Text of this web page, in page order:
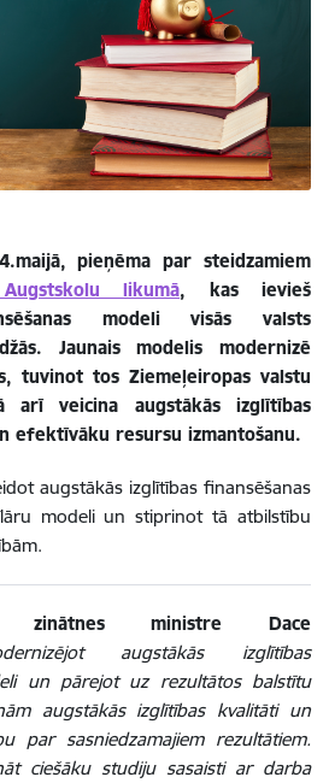
pieņēma par steidzamiem
likumā, kas ievieš
modeli visās valsts
Jaunais modelis modernizē
tuvinot tos Ziemeļeiropas valstu
arī veicina augstākās izglītības
efektīvāku resursu izmantošanu.
augstākās izglītības finansēšanas
modeli un stiprinot tā atbilstību
zinātnes ministre Dace
augstākās izglītības
un pārejot uz rezultātos balstītu
augstākās izglītības kvalitāti un
par sasniedzamajiem rezultātiem.
ciešāku studiju sasaisti ar darba